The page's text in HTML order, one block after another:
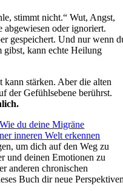
stimmt nicht.“ Wut, Angst,
oder ignoriert.
gespeichert. Und nur wenn
gibst, kann echte Heilung
stärken. Aber die alten
der Gefühlsebene berührst.
du deine Migräne
inneren Welt erkennen
um dich auf den Weg zu
und deinen Emotionen zu
anderen chronischen
Buch dir neue